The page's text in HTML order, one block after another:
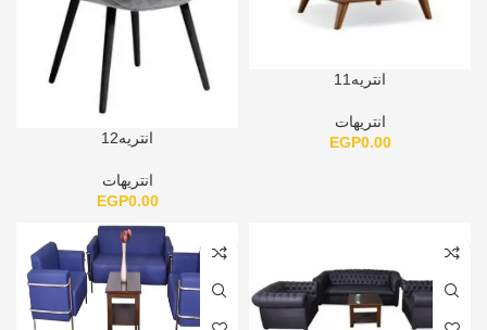
انتريه11
انتريهات
EGP0.00 انتريه12
انتريهات
EGP0.00